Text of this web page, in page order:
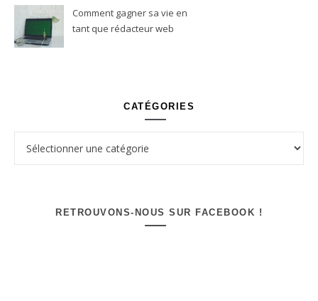
Comment gagner sa vie en
tant que rédacteur web
CATÉGORIES
RETROUVONS-NOUS SUR FACEBOOK !